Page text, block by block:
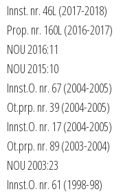
Innst. nr. 46L (2017-2018)
Prop. nr. 160L (2016-2017)
NOU 2016:11
NOU 2015:10
Innst.O. nr. 67 (2004-2005)
Ot.prp. nr. 39 (2004-2005)
Innst.O. nr. 17 (2004-2005)
Ot.prp. nr. 89 (2003-2004)
NOU 2003:23
Innst.O. nr. 61 (1998-98)